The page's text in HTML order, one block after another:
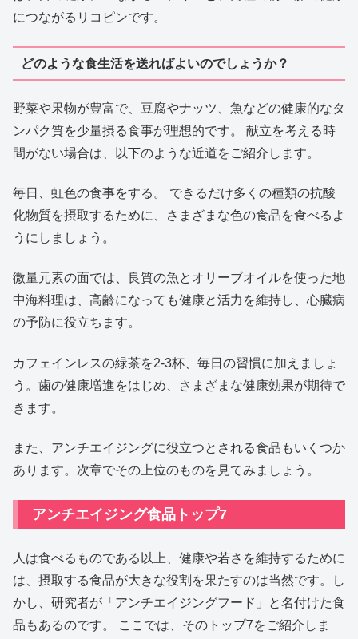
につながるリコピンです。
どのような食生活を送ればよいのでしょうか？
野菜や果物が豊富で、豆腐やナッツ、魚などの健康的なタ
ンパク質を少量摂る食事が理想的です。 献立を考える時
間がない場合は、以下のような近道をご紹介します。
毎日、虹色の食事をする。 できるだけ多くの種類の抗酸
化物質を摂取するために、さまざまな色の食品を食べるよ
うにしましょう。
微量元素の面では、良質の魚とオリーブオイルを使った地
中海料理は、高齢になっても健康と活力を維持し、心臓病
の予防に役立ちます。
カフェインレスの緑茶を2-3杯、毎日の習慣に加えましょ
う。歯の健康増進をはじめ、さまざまな健康効果が期待で
きます。
また、アンチエイジングに役立つとされる食品もいくつか
あります。次章でその上位のものを見てみましょう。
アンチエイジング食品トップ7
人は食べるものである以上、健康や若さを維持するために
は、摂取する食品が大きな役割を果たすのは当然です。し
かし、研究者が「アンチエイジングフード」と名付けた食
品もあるのです。 ここでは、そのトップ7をご紹介しま